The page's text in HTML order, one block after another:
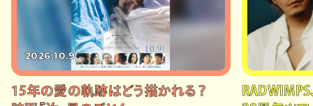
2026.10.9
15年の愛の軌跡はどう描かれる？
RADWIMPS